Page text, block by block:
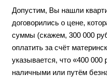
Допустим, Вы нашли
договорились о цене,
суммы (скажем, 300 000
оплатить за счёт
указывается, что «400 000
наличными или путём